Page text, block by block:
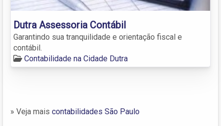
Dutra Assessoria Contábil
Garantindo sua tranquilidade e orientação fiscal e
contábil.
Contabilidade na Cidade Dutra
» Veja mais contabilidades São Paulo